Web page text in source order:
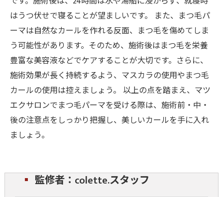
はうつ伏せで寝ることが望ましいです。 また、まつ毛パ
ーマは自然なカールを作れる反面、まつ毛を傷めてしま
う可能性があります。そのため、施術後はまつ毛を栄養
豊富な美容液などでケアすることが大切です。さらに、
施術効果が長く持続するよう、マスカラの使用やまつ毛
カールの使用は控えましょう。 以上の点を踏まえ、マツ
エクサロンでまつ毛パーマを受ける際は、施術前・中・
後の注意点をしっかり把握し、美しいカールを手に入れ
ましょう。
監修者：colette.スタッフ